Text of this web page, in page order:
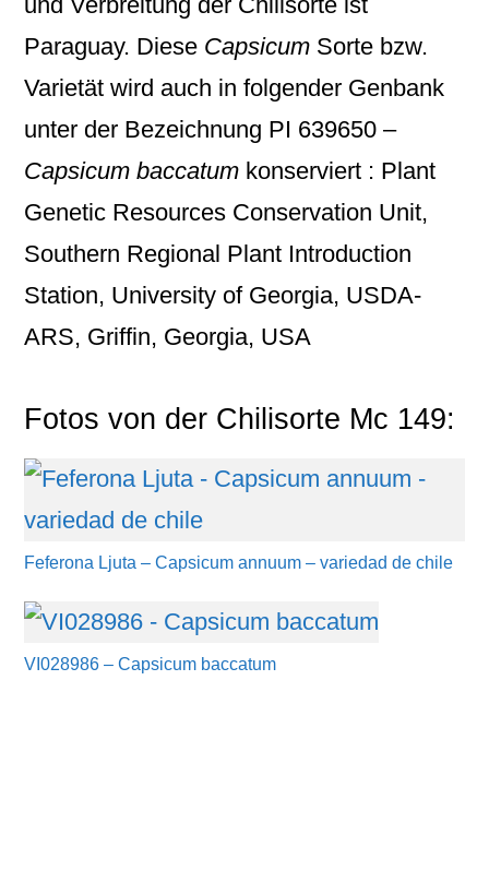
Paraguay. Diese Capsicum Sorte bzw.
Varietät wird auch in folgender Genbank
unter der Bezeichnung PI 639650 –
Capsicum baccatum konserviert : Plant
Genetic Resources Conservation Unit,
Southern Regional Plant Introduction
Station, University of Georgia, USDA-
ARS, Griffin, Georgia, USA
Fotos von der Chilisorte Mc 149:
Feferona Ljuta – Capsicum annuum – variedad de chile
VI028986 – Capsicum baccatum